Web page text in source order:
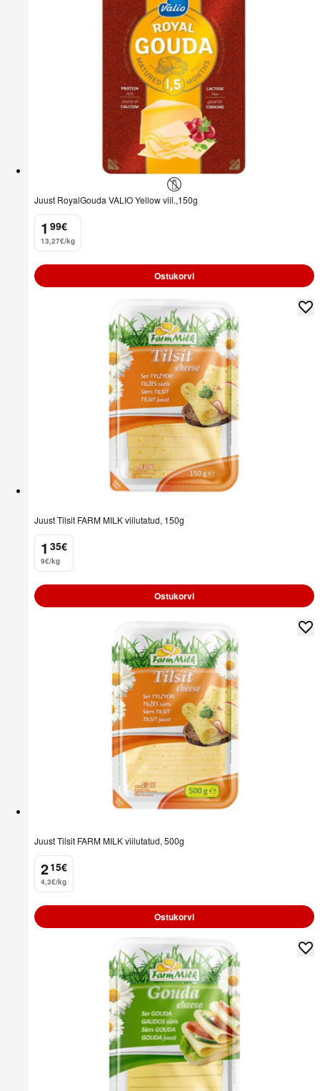
Juust RoyalGouda VALIO Yellow viil.,150g
1
. 99€
13,27€/kg
Ostukorvi
Juust Tilsit FARM MILK viilutatud, 150g
1
. 35€
9€/kg
Ostukorvi
Juust Tilsit FARM MILK viilutatud, 500g
2
. 15€
4,3€/kg
Ostukorvi